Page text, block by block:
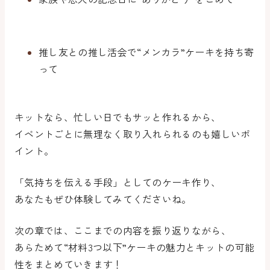
推し友との推し活会で“メンカラ”ケーキを持ち寄
って
キットなら、忙しい日でもサッと作れるから、
イベントごとに無理なく取り入れられる のも嬉しいポ
イント。
「気持ちを伝える手段」としてのケーキ作り、
あなたもぜひ体験してみてくださいね。
次の章では、ここまでの内容を振り返りながら、
あらためて“材料3つ以下”ケーキの魅力とキットの可能
性をまとめていきます！